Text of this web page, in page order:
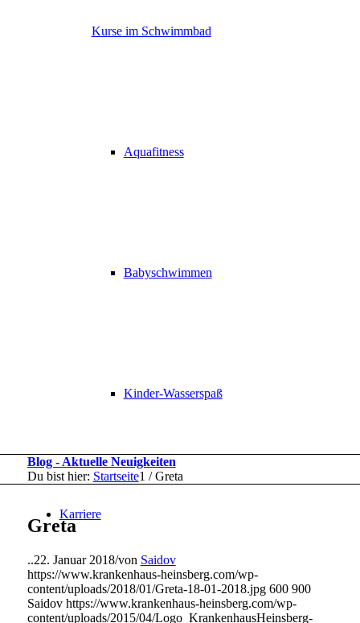
Kurse im Schwimmbad
Aquafitness
Babyschwimmen
Kinder-Wasserspaß
Karriere
Blog - Aktuelle Neuigkeiten
Du bist hier: Startseite1 / Greta
Greta
..22. Januar 2018/von Saidov
https://www.krankenhaus-heinsberg.com/wp-
content/uploads/2018/01/Greta-18-01-2018.jpg 600 900
Saidov https://www.krankenhaus-heinsberg.com/wp-
content/uploads/2015/04/Logo_KrankenhausHeinsberg-